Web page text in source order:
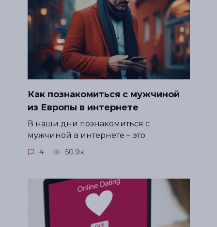
Как познакомиться с мужчиной
из Европы в интернете
В наши дни познакомиться с
мужчиной в интернете – это
4 50.9к.